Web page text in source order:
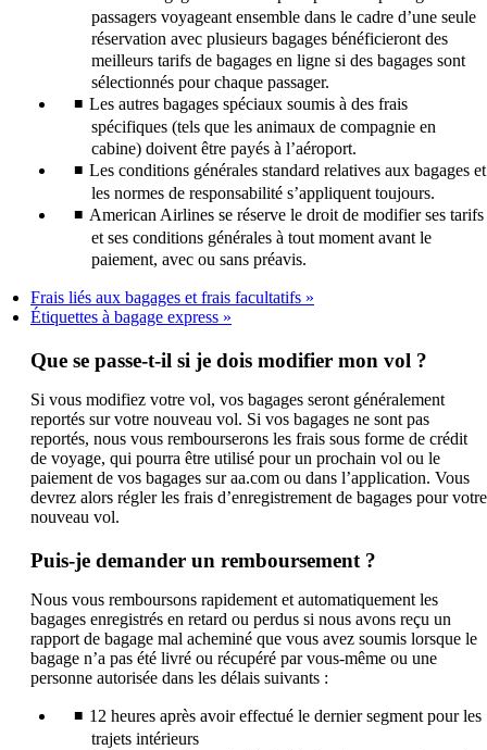
passagers voyageant ensemble dans le cadre d’une seule
réservation avec plusieurs bagages bénéficieront des
meilleurs tarifs de bagages en ligne si des bagages sont
sélectionnés pour chaque passager.
Les autres bagages spéciaux soumis à des frais
spécifiques (tels que les animaux de compagnie en
cabine) doivent être payés à l’aéroport.
Les conditions générales standard relatives aux bagages et
les normes de responsabilité s’appliquent toujours.
American Airlines se réserve le droit de modifier ses tarifs
et ses conditions générales à tout moment avant le
paiement, avec ou sans préavis.
Frais liés aux bagages et frais facultatifs
Étiquettes à bagage express
Que se passe-t-il si je dois modifier mon vol ?
Si vous modifiez votre vol, vos bagages seront généralement
reportés sur votre nouveau vol. Si vos bagages ne sont pas
reportés, nous vous rembourserons les frais sous forme de crédit
de voyage, qui pourra être utilisé pour un prochain vol ou le
paiement de vos bagages sur aa.com ou dans l’application. Vous
devrez alors régler les frais d’enregistrement de bagages pour votre
nouveau vol.
Puis-je demander un remboursement ?
Nous vous remboursons rapidement et automatiquement les
bagages enregistrés en retard ou perdus si nous avons reçu un
rapport de bagage mal acheminé que vous avez soumis lorsque le
bagage n’a pas été livré ou récupéré par vous-même ou une
personne autorisée dans les délais suivants :
12 heures après avoir effectué le dernier segment pour les
trajets intérieurs